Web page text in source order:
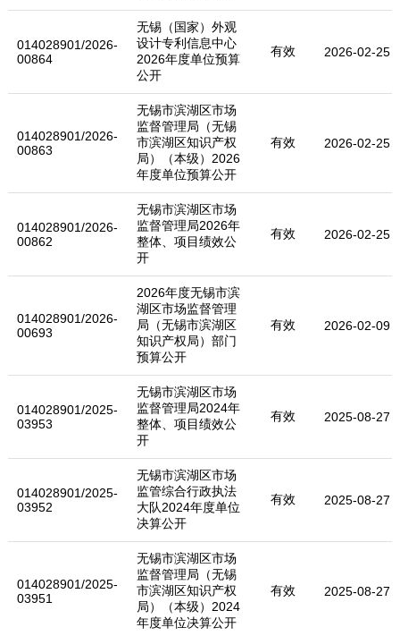
014028901/2026-
00864
无锡（国家）外观
设计专利信息中心
2026年度单位预算
公开
有效 2026-02-25
014028901/2026-
00863
无锡市滨湖区市场
监督管理局（无锡
市滨湖区知识产权
局）（本级）2026
年度单位预算公开
有效 2026-02-25
014028901/2026-
00862
无锡市滨湖区市场
监督管理局2026年
整体、项目绩效公
开
有效 2026-02-25
014028901/2026-
00693
2026年度无锡市滨
湖区市场监督管理
局（无锡市滨湖区
知识产权局）部门
预算公开
有效 2026-02-09
014028901/2025-
03953
无锡市滨湖区市场
监督管理局2024年
整体、项目绩效公
开
有效 2025-08-27
014028901/2025-
03952
无锡市滨湖区市场
监管综合行政执法
大队2024年度单位
决算公开
有效 2025-08-27
014028901/2025-
03951
无锡市滨湖区市场
监督管理局（无锡
市滨湖区知识产权
局）（本级）2024
年度单位决算公开
有效 2025-08-27